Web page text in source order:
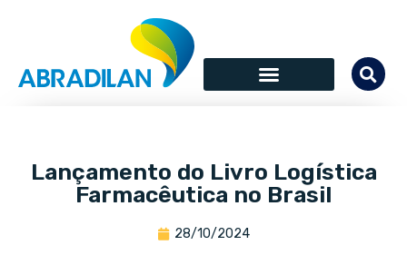
Lançamento do Livro Logística
Farmacêutica no Brasil
28/10/2024